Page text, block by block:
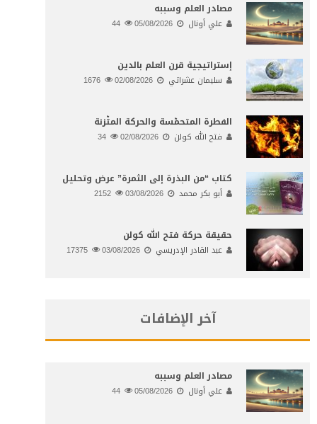
مصادر العلم وسببه
علي أونال 05/08/2026
إستراتيجية قرن العلم بالدين
سليمان عشراتي 02/08/2026
الفطرة المتحمّسة والحركة المتّزنة
فتح الله كولن 02/08/2026
كتاب “من البذرة إلى الثمرة” عرض وتحليل
أبو بكر محمد 03/08/2026
حقيقة حركة فتح الله كولن
عبد القادر الإدريسي 03/08/2026
آخر الإضافات
مصادر العلم وسببه
علي أونال 05/08/2026